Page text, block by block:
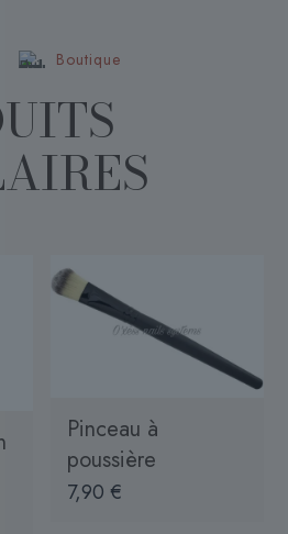
Boutique
Pinceau à
poussière
7,90€